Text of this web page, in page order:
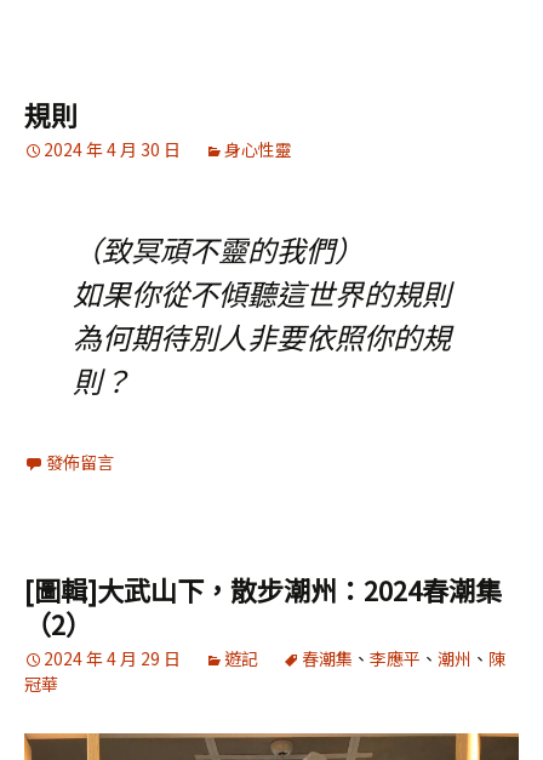
規則
2024 年 4 月 30 日 身心性靈
（致冥頑不靈的我們）
如果你從不傾聽這世界的規則
為何期待別人非要依照你的規
則？
發佈留言
[圖輯]大武山下，散步潮州：2024春潮集
（2）
2024 年 4 月 29 日 遊記 春潮集 、 李應平 、 潮州 、 陳
冠華